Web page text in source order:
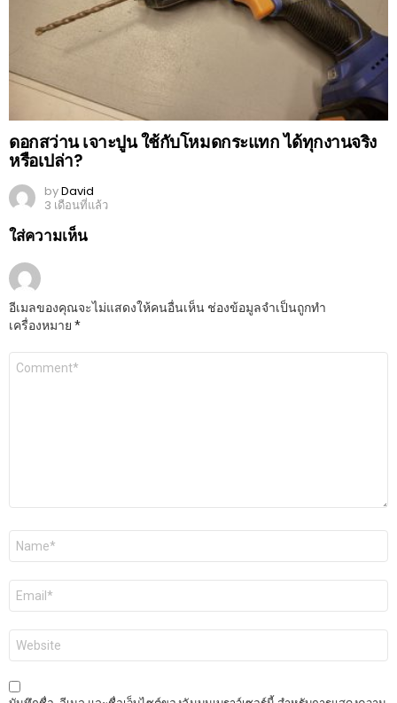
ดอกสว่าน เจาะปูน ใช้กับโหมดกระแทก ได้ทุกงานจริง
หรือเปล่า?
byDavid
3 เดือนที่แล้ว
ใส่ความเห็น
อีเมลของคุณจะไม่แสดงให้คนอื่นเห็น ช่องข้อมูลจำเป็นถูกทำ
เครื่องหมาย *
ความ
เห็น
ชื่อ
อีเมล
เว็บไซต์